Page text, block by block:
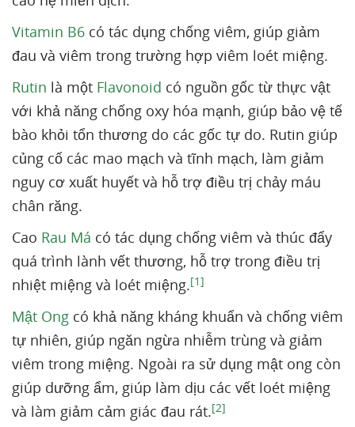
Vitamin B6 có tác dụng chống viêm, giúp giảm
đau và viêm trong trường hợp viêm loét miệng.
Rutin là một Flavonoid có nguồn gốc từ thực vật
với khả năng chống oxy hóa mạnh, giúp bảo vệ tế
bào khỏi tổn thương do các gốc tự do. Rutin giúp
củng cố các mao mạch và tĩnh mạch, làm giảm
nguy cơ xuất huyết và hỗ trợ điều trị chảy máu
chân răng.
Cao Rau Má có tác dụng chống viêm và thúc đẩy
quá trình lành vết thương, hỗ trợ trong điều trị
nhiệt miệng và loét miệng.[1]
Mật Ong có khả năng kháng khuẩn và chống viêm
tự nhiên, giúp ngăn ngừa nhiễm trùng và giảm
viêm trong miệng. Ngoài ra sử dụng mật ong còn
giúp dưỡng ẩm, giúp làm dịu các vết loét miệng
và làm giảm cảm giác đau rát.[2]